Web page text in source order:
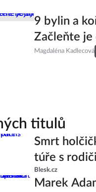
9 bylin a
Začleňte
Magdaléna Kadlecová
titulů
Smrt
túře s rodiči
Blesk.cz
Marek